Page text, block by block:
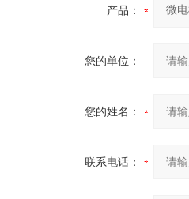
产品：
您的单位：
您的姓名：
联系电话：